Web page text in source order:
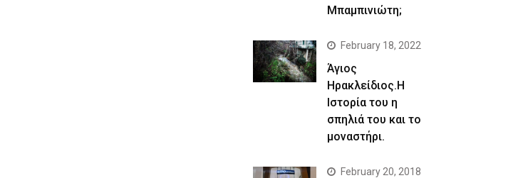
Μπαμπινιώτη;
February 18, 2022
Άγιος
Ηρακλείδιος.Η
Ιστορία του η
σπηλιά του και το
μοναστήρι.
February 20, 2018